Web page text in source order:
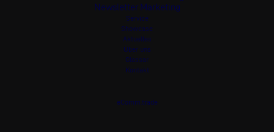
Newsletter Marketing
Service
Showcase
Aktuelles
Über uns
Glossar
Kontakt
eComm.trade